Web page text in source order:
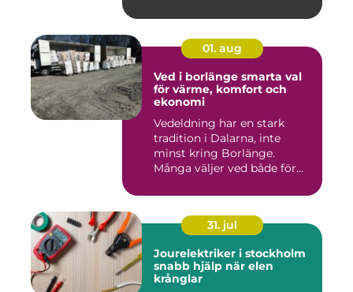
01. aug
Ved i borlänge smarta val
för värme, komfort och
ekonomi
Vedeldning har en stark
tradition i Dalarna, inte
minst kring Borlänge.
Många väljer ved både för
31. jul
Jourelektriker i stockholm
snabb hjälp när elen
krånglar